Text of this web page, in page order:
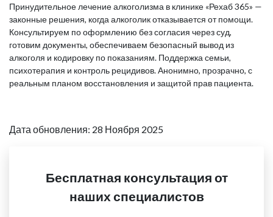
Принудительное лечение алкоголизма в клинике «Рехаб 365» —
законные решения, когда алкоголик отказывается от помощи.
Консультируем по оформлению без согласия через суд,
готовим документы, обеспечиваем безопасный вывод из
алкоголя и кодировку по показаниям. Поддержка семьи,
психотерапия и контроль рецидивов. Анонимно, прозрачно, с
реальным планом восстановления и защитой прав пациента.
Дата обновления: 28 Ноября 2025
Бесплатная консультация от
наших специалистов